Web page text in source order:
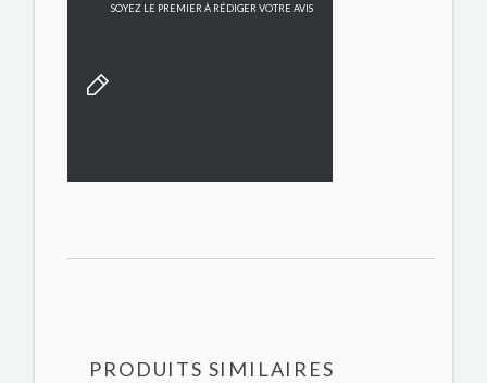
SOYEZ LE PREMIER À RÉDIGER VOTRE AVIS
PRODUITS SIMILAIRES